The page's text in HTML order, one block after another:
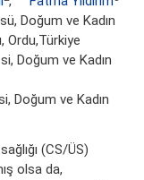
Doğum ve Kadın
Ordu,Türkiye
Doğum ve Kadın
Doğum ve Kadın
(CS/ÜS)
olsa da,